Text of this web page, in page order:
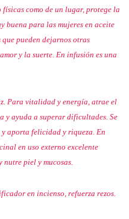
físicas como de un lugar, protege la
buena para las mujeres en aceite
pueden dejarnos otras
y la suerte. En infusión es una
Para vitalidad y energía, atrae el
y ayuda a superar dificultades. Se
y aporta felicidad y riqueza . En
en uso externo excelente
piel y mucosas.
en incienso, refuerza rezos.